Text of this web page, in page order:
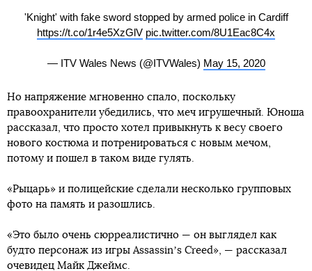
'Knight' with fake sword stopped by armed police in Cardiff
https://t.co/1r4e5XzGlV pic.twitter.com/8U1Eac8C4x
— ITV Wales News (@ITVWales) May 15, 2020
Но напряжение мгновенно спало, поскольку
правоохранители убедились, что меч игрушечный. Юноша
рассказал, что просто хотел привыкнуть к весу своего
нового костюма и потренироваться с новым мечом,
потому и пошел в таком виде гулять.
«Рыцарь» и полицейские сделали несколько групповых
фото на память и разошлись.
«Это было очень сюрреалистично — он выглядел как
будто персонаж из игры Assassinʼs Creed», — рассказал
очевидец Майк Джеймс.